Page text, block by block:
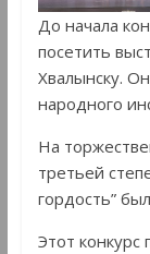
До начала
посетить
Хвалынску.
народного
На
третьей
гордость”
Этот